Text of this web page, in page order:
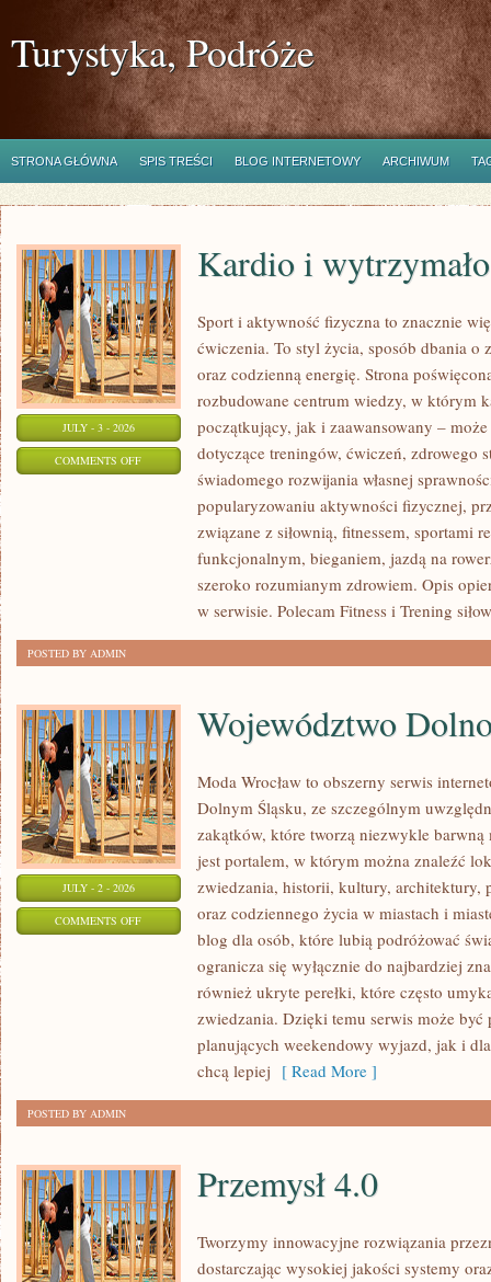
Turystyka, Podróże
STRONA GŁÓWNA SPIS TREŚCI BLOG INTERNETOWY ARCHIWUM
JULY - 3 - 2026
COMMENTS OFFON
WYTRZYMAŁOŚĆ
Kardio i
Sport i aktywność fizyczna to znacznie
ćwiczenia. To styl życia, sposób dbania o
oraz codzienną energię. Strona
rozbudowane centrum wiedzy, w którym
początkujący, jak i zaawansowany –
dotyczące treningów, ćwiczeń, zdrowego
świadomego rozwijania własnej
popularyzowaniu aktywności fizycznej,
związane z siłownią, fitnessem, sportami
funkcjonalnym, bieganiem, jazdą na
szeroko rozumianym zdrowiem. Opis
w serwisie. Polecam Fitness i Trening
POSTED BY ADMIN
JULY - 2 - 2026
COMMENTS OFFON
WOJEWÓDZTWO
DOLNOŚLĄSKIE
Województwo
Moda Wrocław to obszerny serwis
Dolnym Śląsku, ze szczególnym
zakątków, które tworzą niezwykle barwną
jest portalem, w którym można znaleźć
zwiedzania, historii, kultury, architektury,
oraz codziennego życia w miastach i
blog dla osób, które lubią podróżować
ogranicza się wyłącznie do najbardziej
również ukryte perełki, które często
zwiedzania. Dzięki temu serwis może
planujących weekendowy wyjazd, jak i
chcą lepiej [ Read More ]
POSTED BY ADMIN
Przemysł 4.0
Tworzymy innowacyjne rozwiązania
dostarczając wysokiej jakości systemy